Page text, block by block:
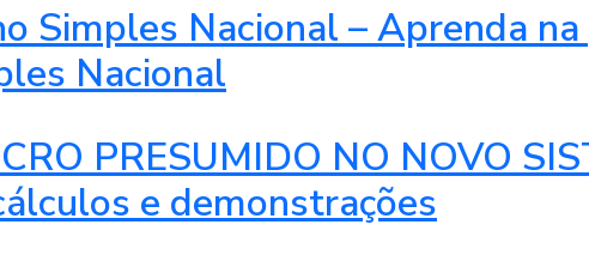
Simples Nacional – Aprenda
Nacional
PRESUMIDO NO NOVO
e demonstrações